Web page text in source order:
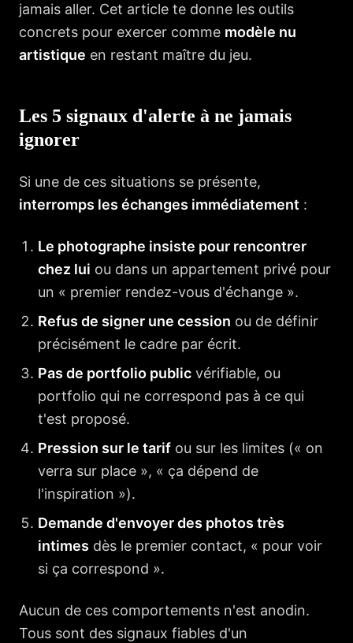
jamais aller. Cet article te donne les outils
concrets pour exercer comme modèle nu
artistique en restant maître du jeu.
Les 5 signaux d'alerte à ne jamais
ignorer
Si une de ces situations se présente,
interromps les échanges immédiatement :
Le photographe insiste pour rencontrer
chez lui ou dans un appartement privé pour
un « premier rendez-vous d'échange ».
Refus de signer une cession ou de définir
précisément le cadre par écrit.
Pas de portfolio public vérifiable, ou
portfolio qui ne correspond pas à ce qui
t'est proposé.
Pression sur le tarif ou sur les limites (« on
verra sur place », « ça dépend de
l'inspiration »).
Demande d'envoyer des photos très
intimes dès le premier contact, « pour voir
si ça correspond ».
Aucun de ces comportements n'est anodin.
Tous sont des signaux fiables d'un